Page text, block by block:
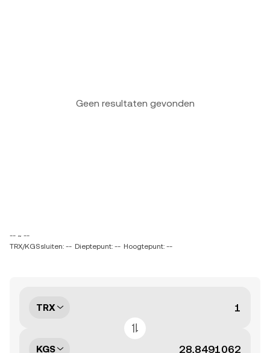
Geen resultaten gevonden
-- ~ --
TRX/KGSsluiten: -- Dieptepunt: -- Hoogtepunt: --
TRX
KGS